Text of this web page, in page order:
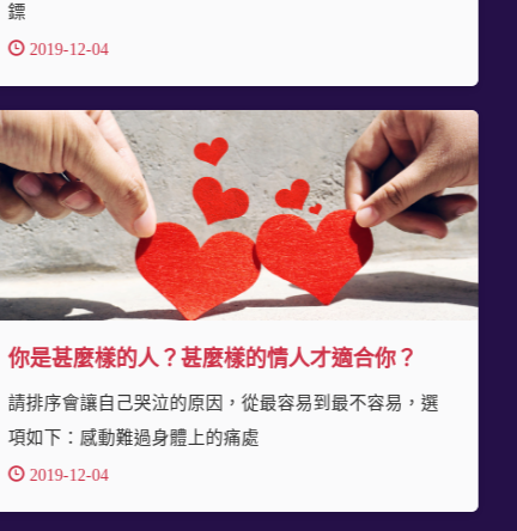
鏢
2019-12-04
你是甚麼樣的人？甚麼樣的情人才適合你？
請排序會讓自己哭泣的原因，從最容易到最不容易，選
項如下：感動難過身體上的痛處
2019-12-04